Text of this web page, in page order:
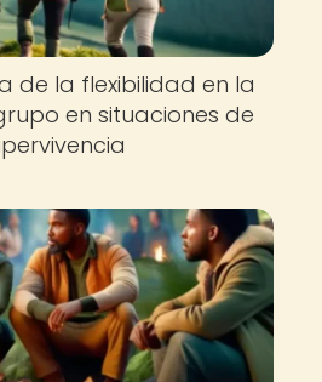
de la flexibilidad en la
en situaciones de